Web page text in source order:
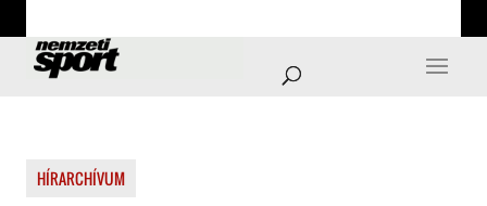
HÍRARCHÍVUM